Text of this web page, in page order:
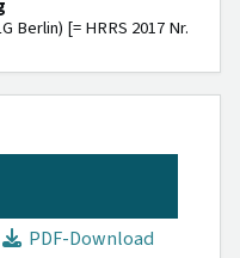
Berlin) [= HRRS 2017 Nr.
PDF-Download